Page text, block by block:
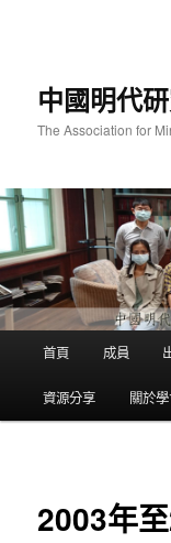
中國明代
The Association for
首頁 成員
資源分享 關於
2003年